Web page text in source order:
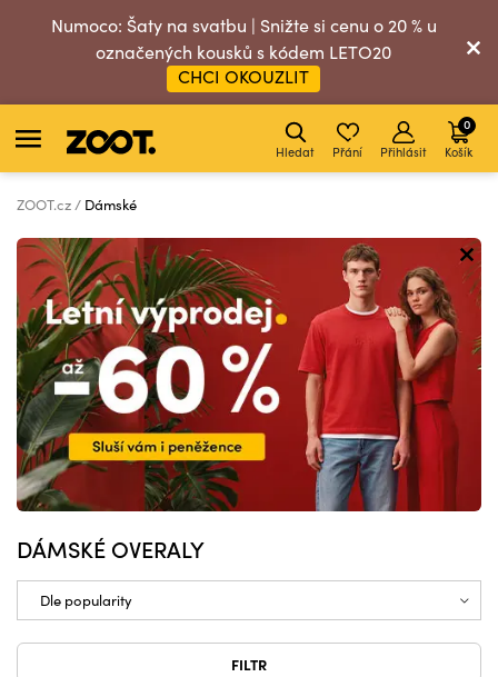
Numoco: Šaty na svatbu | Snižte si cenu o 20 % u
označených kousků s kódem LETO20
CHCI OKOUZLIT
Hledat Přání Přihlásit Košík
0
ZOOT.cz Dámské
DÁMSKÉ OVERALY
FILTR